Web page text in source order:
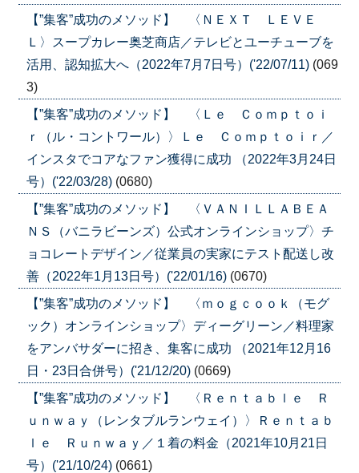
【”集客”成功のメソッド】 〈ＮＥＸＴ ＬＥＶＥ
Ｌ〉スープカレー奥芝商店／テレビとユーチューブを
活用、認知拡大へ（2022年7月7日号）('22/07/11) (069
3)
【”集客”成功のメソッド】 〈Ｌｅ Ｃｏｍｐｔｏｉ
ｒ（ル・コントワール）〉Ｌｅ Ｃｏｍｐｔｏｉｒ／
インスタでコアなファン獲得に成功 （2022年3月24日
号）('22/03/28) (0680)
【”集客”成功のメソッド】 〈ＶＡＮＩＬＬＡＢＥＡ
ＮＳ（バニラビーンズ）公式オンラインショップ〉チ
ョコレートデザイン／従業員の実家にテスト配送し改
善（2022年1月13日号）('22/01/16) (0670)
【”集客”成功のメソッド】 〈ｍｏｇｃｏｏｋ（モグ
ック）オンラインショップ〉ディーグリーン／料理家
をアンバサダーに招き、集客に成功 （2021年12月16
日・23日合併号）('21/12/20) (0669)
【”集客”成功のメソッド】 〈Ｒｅｎｔａｂｌｅ Ｒ
ｕｎｗａｙ（レンタブルランウェイ）〉Ｒｅｎｔａｂ
ｌｅ Ｒｕｎｗａｙ／１着の料金（2021年10月21日
号）('21/10/24) (0661)